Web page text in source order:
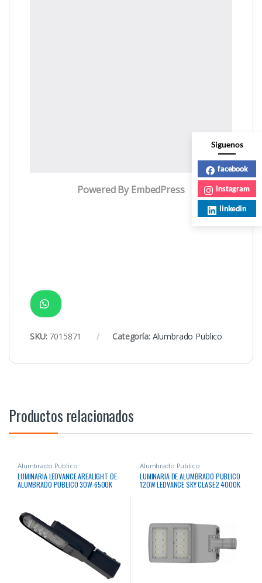
Powered By EmbedPress
SKU: 7015871 Categoría: Alumbrado Publico
Productos relacionados
Alumbrado Publico
LUMINARIA LEDVANCE AREALIGHT DE
ALUMBRADO PUBLICO 30W 6500K
Alumbrado Publico
LUMINARIA DE ALUMBRADO PUBLICO
120W LEDVANCE SKY CLASE2 4000K
Siguenos
facebook
instagram
linkedin